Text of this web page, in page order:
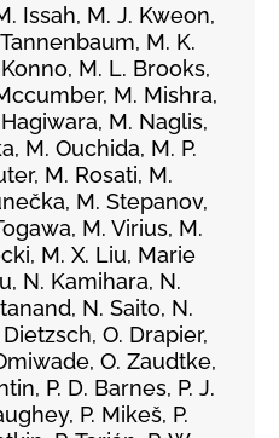
Issah, M. J. Kweon,
M. K.
M. L. Brooks,
M. Mishra,
M. Naglis,
M. Ouchida, M. P.
M. Rosati, M.
M. Stepanov,
M. Virius, M.
M. X. Liu, Marie
N. Kamihara, N.
N. Saito, N.
O. Drapier,
O. Zaudtke,
P. D. Barnes, P. J.
P. Mikeš, P.